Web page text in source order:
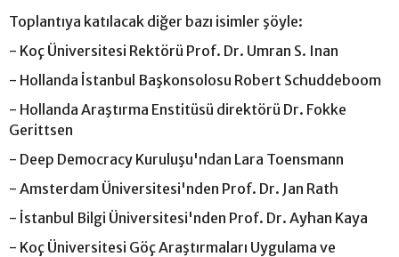
Toplantıya katılacak diğer bazı isimler şöyle:
- Koç Üniversitesi Rektörü Prof. Dr. Umran S. Inan
- Hollanda İstanbul Başkonsolosu Robert Schuddeboom
- Hollanda Araştırma Enstitüsü direktörü Dr. Fokke
Gerittsen
- Deep Democracy Kuruluşu'ndan Lara Toensmann
- Amsterdam Üniversitesi'nden Prof. Dr. Jan Rath
- İstanbul Bilgi Üniversitesi'nden Prof. Dr. Ayhan Kaya
- Koç Üniversitesi Göç Araştırmaları Uygulama ve